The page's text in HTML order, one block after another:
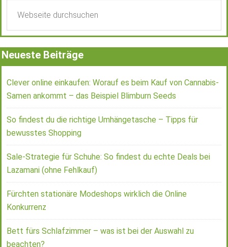
Neueste Beiträge
Clever online einkaufen: Worauf es beim Kauf von Cannabis-
Samen ankommt – das Beispiel Blimburn Seeds
So findest du die richtige Umhängetasche – Tipps für
bewusstes Shopping
Sale-Strategie für Schuhe: So findest du echte Deals bei
Lazamani (ohne Fehlkauf)
Fürchten stationäre Modeshops wirklich die Online
Konkurrenz
Bett fürs Schlafzimmer – was ist bei der Auswahl zu
beachten?